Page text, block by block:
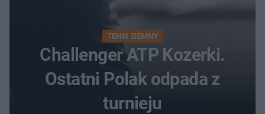
TENIS ZIEMNY
Challenger ATP Kozerki.
Ostatni Polak odpada z
turnieju